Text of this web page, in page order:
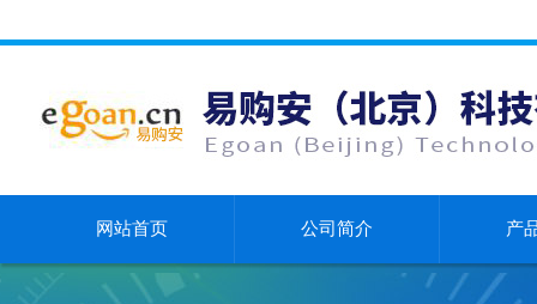
网站首页 公司简介 产